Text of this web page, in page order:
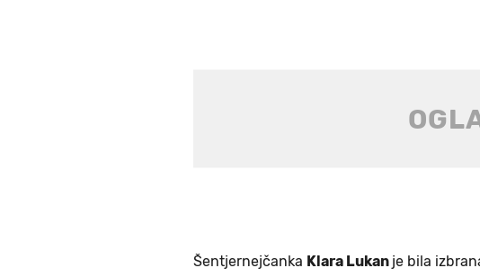
Šentjernejčanka Klara Lukan je bila